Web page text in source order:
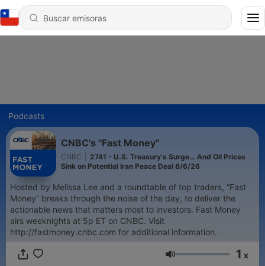
Podcasts
CNBC's "Fast Money"
CNBC
2741 - U.S. Treasury's Surge… And Oil Prices
Sink on Potential Iran Peace Deal 8/6/26
Hosted by Melissa Lee and a roundtable of top traders, “Fast
Money” breaks through the noise of the day, to deliver the
actionable news that matters most to investors. Fast Money
airs weeknights at 5p ET on CNBC. Visit
http://fastmoney.cnbc.com for additional information.
Volumen 1 x